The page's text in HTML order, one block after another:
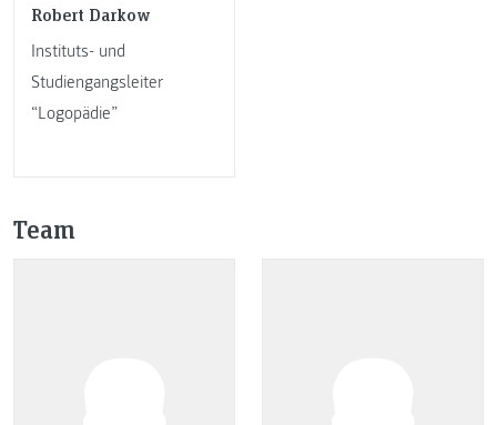
Robert Darkow
Instituts- und
Studiengangsleiter
“Logopädie”
Team